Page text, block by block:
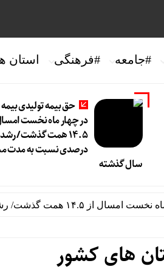
#جامعه #فرهنگی استان
حق بیمه تولیدی
در چهار ماه نخست
درصدی نسبت به مدت
سال گذشته
به مدت مشابه سال گذشته